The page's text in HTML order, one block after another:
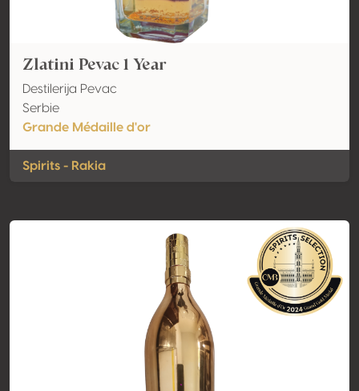
Zlatini Pevac 1 Year
Destilerija Pevac
Serbie
Grande Médaille d'or
Spirits - Rakia